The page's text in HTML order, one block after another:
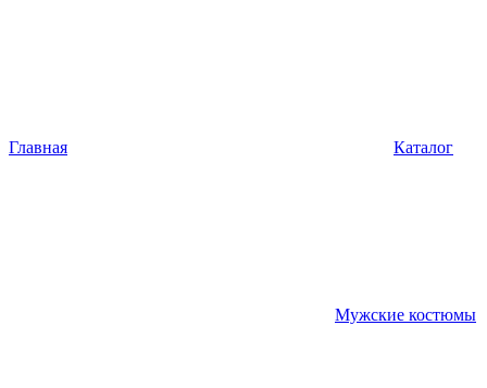
Главная Каталог
Мужские костюмы